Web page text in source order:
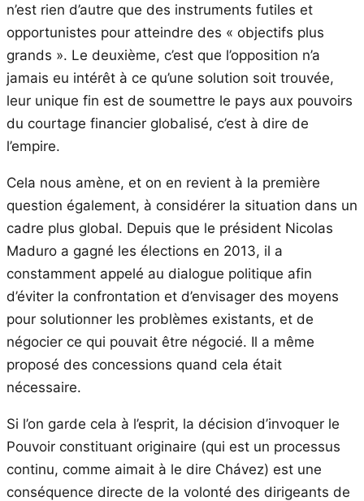
n’est rien d’autre que des instruments futiles et
opportunistes pour atteindre des « objectifs plus
grands ». Le deuxième, c’est que l’opposition n’a
jamais eu intérêt à ce qu’une solution soit trouvée,
leur unique fin est de soumettre le pays aux pouvoirs
du courtage financier globalisé, c’est à dire de
l’empire.
Cela nous amène, et on en revient à la première
question également, à considérer la situation dans un
cadre plus global. Depuis que le président Nicolas
Maduro a gagné les élections en 2013, il a
constamment appelé au dialogue politique afin
d’éviter la confrontation et d’envisager des moyens
pour solutionner les problèmes existants, et de
négocier ce qui pouvait être négocié. Il a même
proposé des concessions quand cela était
nécessaire.
Si l’on garde cela à l’esprit, la décision d’invoquer le
Pouvoir constituant originaire (qui est un processus
continu, comme aimait à le dire Chávez) est une
conséquence directe de la volonté des dirigeants de